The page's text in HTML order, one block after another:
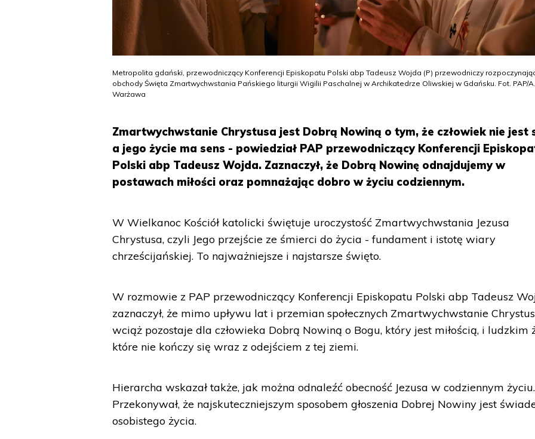
Metropolita gdański, przewodniczący Konferencji Episkopatu Polski abp Tadeusz Wojda (P) przewodniczy
obchody Święta Zmartwychwstania Pańskiego liturgii Wigilii Paschalnej w Archikatedrze Oliwskiej w Gdańsku. Fot. PAP/A.
Warżawa
Zmartwychwstanie Chrystusa jest Dobrą Nowiną o tym, że człowiek nie jest
a jego życie ma sens - powiedział PAP przewodniczący Konferencji
Polski abp Tadeusz Wojda. Zaznaczył, że Dobrą Nowinę odnajdujemy w
postawach miłości oraz pomnażając dobro w życiu codziennym.
W Wielkanoc Kościół katolicki świętuje uroczystość Zmartwychwstania Jezusa
Chrystusa, czyli Jego przejście ze śmierci do życia - fundament i istotę wiary
chrześcijańskiej. To najważniejsze i najstarsze święto.
W rozmowie z PAP przewodniczący Konferencji Episkopatu Polski abp Tadeusz
zaznaczył, że mimo upływu lat i przemian społecznych Zmartwychwstanie
wciąż pozostaje dla człowieka Dobrą Nowiną o Bogu, który jest miłością, i ludzkim
które nie kończy się wraz z odejściem z tej ziemi.
Hierarcha wskazał także, jak można odnaleźć obecność Jezusa w codziennym życiu.
Przekonywał, że najskuteczniejszym sposobem głoszenia Dobrej Nowiny jest
osobistego życia.